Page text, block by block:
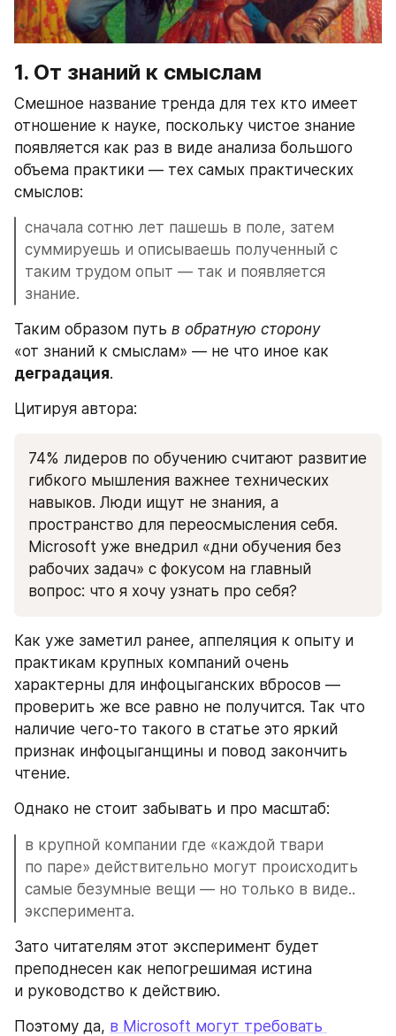
1. От знаний к смыслам
Смешное название тренда для тех кто имеет
отношение к науке, поскольку чистое знание
появляется как раз в виде анализа большого
объема практики — тех самых практических
смыслов:
сначала сотню лет пашешь в поле, затем
суммируешь и описываешь полученный с
таким трудом опыт — так и появляется
знание.
Таким образом путь в обратную сторону
деградация.
Цитируя автора:
74% лидеров по обучению считают развитие
гибкого мышления важнее технических
навыков. Люди ищут не знания, а
пространство для переосмысления себя.
Microsoft уже внедрил «дни обучения без
рабочих задач» с фокусом на главный
вопрос: что я хочу узнать про себя?
Как уже заметил ранее, аппеляция к опыту и
практикам крупных компаний очень
характерны для инфоцыганских вбросов —
проверить же все равно не получится. Так что
наличие чего-то такого в статье это яркий
признак инфоцыганщины и повод закончить
чтение.
Однако не стоит забывать и про масштаб:
в крупной компании где «каждой твари
по паре» действительно могут происходить
самые безумные вещи — но только в виде..
эксперимента.
Зато читателям этот эксперимент будет
преподнесен как непогрешимая истина
и руководство к действию.
Поэтому да, в Microsoft могут требовать